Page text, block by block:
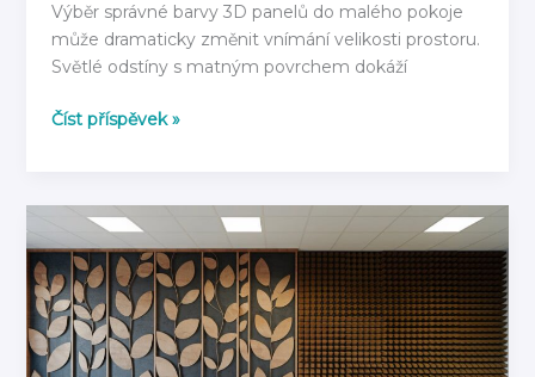
Výběr správné barvy 3D panelů do malého pokoje
může dramaticky změnit vnímání velikosti prostoru.
Světlé odstíny s matným povrchem dokáží
Jak
3D
panelů
do
malého
pokoje:
Rady
pro
Číst příspěvek »